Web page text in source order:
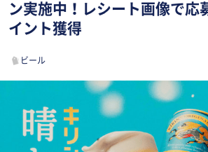
ン実施中！レシート画像で応
イント獲得
ビール